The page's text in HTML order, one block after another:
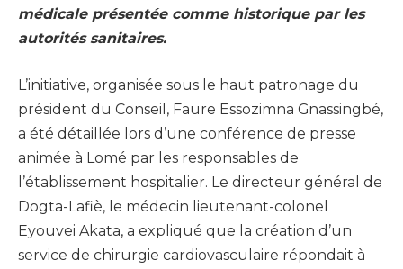
médicale présentée comme historique par les
autorités sanitaires.
L’initiative, organisée sous le haut patronage du
président du Conseil, Faure Essozimna Gnassingbé,
a été détaillée lors d’une conférence de presse
animée à Lomé par les responsables de
l’établissement hospitalier. Le directeur général de
Dogta-Lafiè, le médecin lieutenant-colonel
Eyouvei Akata, a expliqué que la création d’un
service de chirurgie cardiovasculaire répondait à